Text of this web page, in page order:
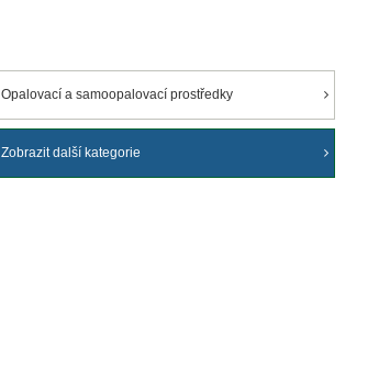
Opalovací a samoopalovací prostředky
Zobrazit další kategorie